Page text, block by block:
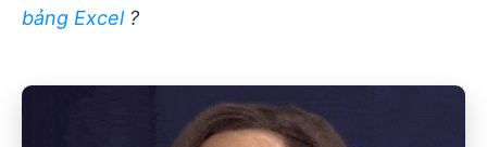
bảng Excel ?